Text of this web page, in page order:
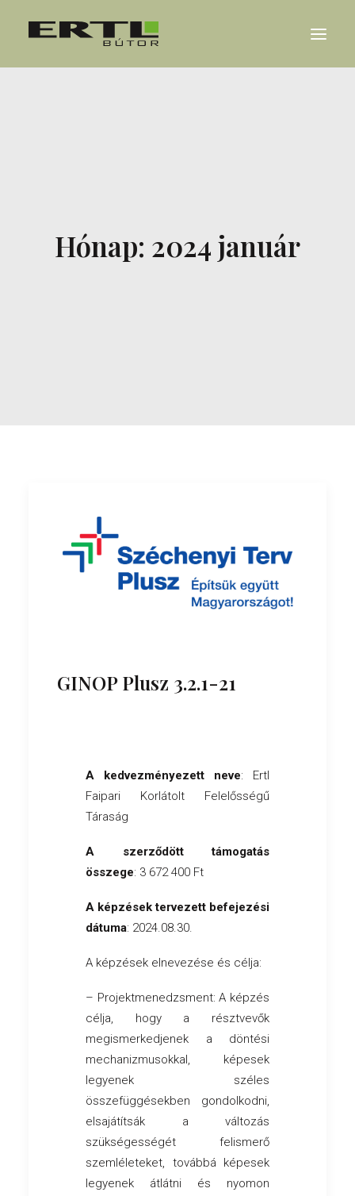
KAPCSOLAT
Hónap: 2024 január
GINOP Plusz 3.2.1-21
A kedvezményezett neve: Ertl
Faipari Korlátolt Felelősségű
Táraság
A szerződött támogatás
összege: 3 672 400 Ft
A képzések tervezett befejezési
dátuma: 2024.08.30.
A képzések elnevezése és célja:
– Projektmenedzsment: A képzés
célja, hogy a résztvevők
megismerkedjenek a döntési
mechanizmusokkal, képesek
legyenek széles
összefüggésekben gondolkodni,
elsajátítsák a változás
szükségességét felismerő
szemléleteket, továbbá képesek
legyenek átlátni és nyomon